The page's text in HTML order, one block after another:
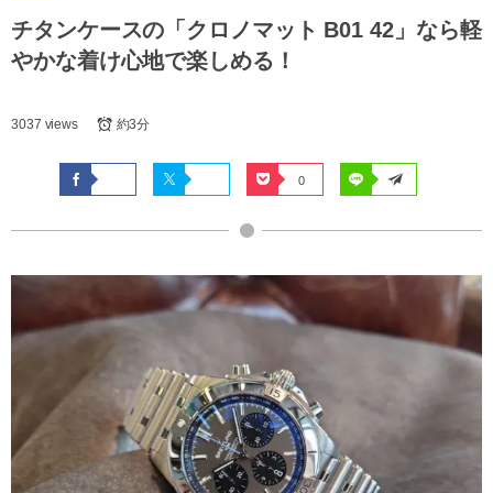
チタンケースの「クロノマット B01 42」なら軽
やかな着け心地で楽しめる！
3037 views 約3分
0